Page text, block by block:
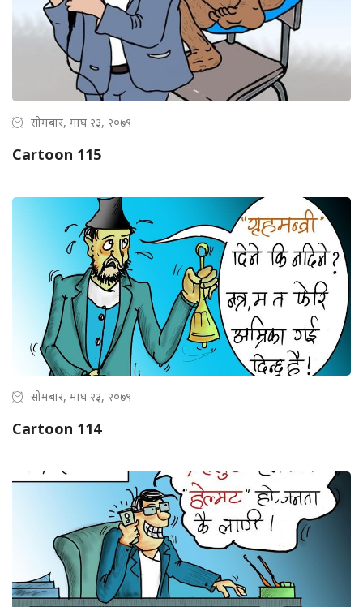
सोमबार, माघ २३, २०७९
Cartoon 115
सोमबार, माघ २३, २०७९
Cartoon 114